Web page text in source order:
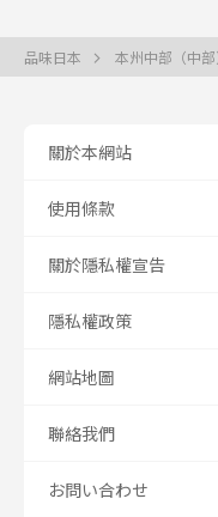
品味日本 本州中部（中部
關於本網站
使用條款
關於隱私權宣告
隱私權政策
網站地圖
聯絡我們
お問い合わせ